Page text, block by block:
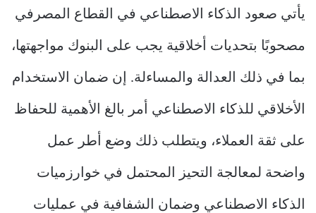
يأتي صعود الذكاء الاصطناعي في القطاع المصرفي
مصحوبًا بتحديات أخلاقية يجب على البنوك مواجهتها،
بما في ذلك العدالة والمساءلة. إن ضمان الاستخدام
الأخلاقي للذكاء الاصطناعي أمر بالغ الأهمية للحفاظ
على ثقة العملاء، ويتطلب ذلك وضع أطر عمل
واضحة لمعالجة التحيز المحتمل في خوارزميات
الذكاء الاصطناعي وضمان الشفافية في عمليات